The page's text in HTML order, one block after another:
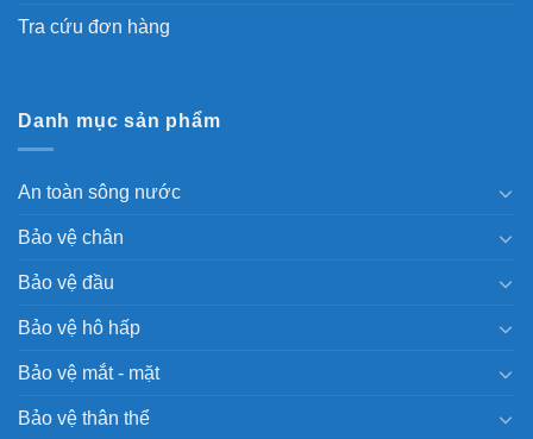
Tra cứu đơn hàng
Danh mục sản phẩm
An toàn sông nước
Bảo vệ chân
Bảo vệ đầu
Bảo vệ hô hấp
Bảo vệ mắt - mặt
Bảo vệ thân thể